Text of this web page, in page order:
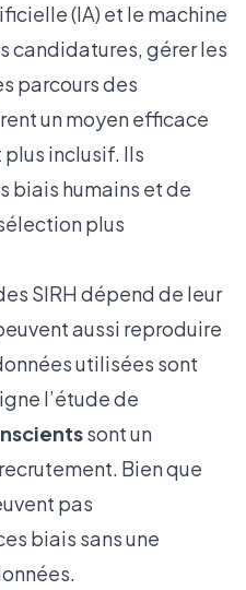
(IA) et le machine
candidatures, gérer les
parcours des
un moyen efficace
inclusif. Ils
biais humains et de
plus
SIRH dépend de leur
aussi reproduire
utilisées sont
l’étude de
sont un
Bien que
pas
biais sans une